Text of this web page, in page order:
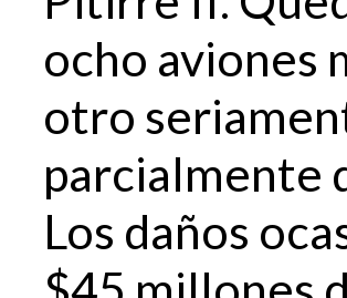
ocho aviones
otro
parcialmente
Los daños